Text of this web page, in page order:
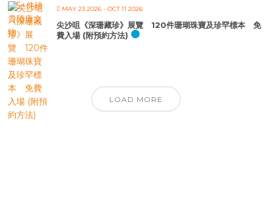
MAY 23 2026 - OCT 11 2026
尖沙咀《深珊藏珍》展覽 120件珊瑚珠寶及珍罕標本 免
費入場 (附預約方法)
LOAD MORE